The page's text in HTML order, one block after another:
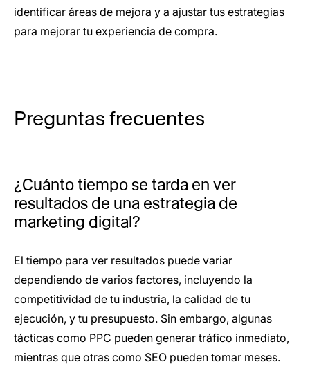
identificar áreas de mejora y a ajustar tus estrategias
para mejorar tu experiencia de compra.
Preguntas frecuentes
¿Cuánto tiempo se tarda en ver
resultados de una estrategia de
marketing digital?
El tiempo para ver resultados puede variar
dependiendo de varios factores, incluyendo la
competitividad de tu industria, la calidad de tu
ejecución, y tu presupuesto. Sin embargo, algunas
tácticas como PPC pueden generar tráfico inmediato,
mientras que otras como SEO pueden tomar meses.